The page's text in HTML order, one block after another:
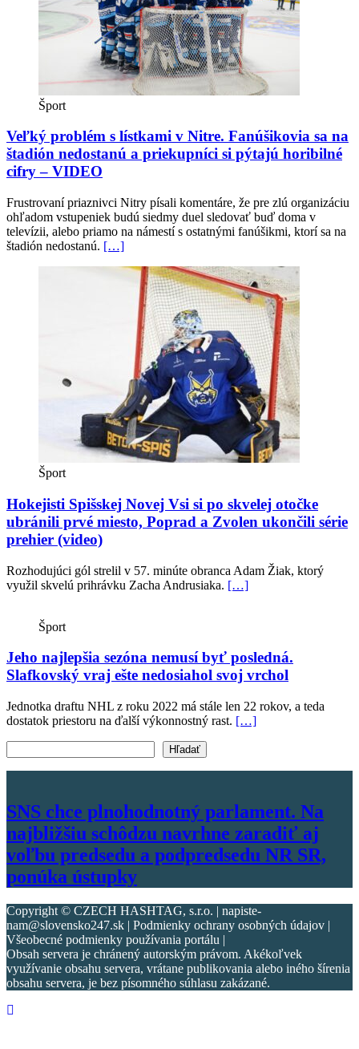
Šport
Veľký problém s lístkami v Nitre. Fanúšikovia sa na
štadión nedostanú a priekupníci si pýtajú horibilné
cifry – VIDEO
Frustrovaní priaznivci Nitry písali komentáre, že pre zlú organizáciu
ohľadom vstupeniek budú siedmy duel sledovať buď doma v
televízii, alebo priamo na námestí s ostatnými fanúšikmi, ktorí sa na
štadión nedostanú. […]
Šport
Hokejisti Spišskej Novej Vsi si po skvelej otočke
ubránili prvé miesto, Poprad a Zvolen ukončili série
prehier (video)
Rozhodujúci gól strelil v 57. minúte obranca Adam Žiak, ktorý
využil skvelú prihrávku Zacha Andrusiaka. […]
Šport
Jeho najlepšia sezóna nemusí byť posledná.
Slafkovský vraj ešte nedosiahol svoj vrchol
Jednotka draftu NHL z roku 2022 má stále len 22 rokov, a teda
dostatok priestoru na ďalší výkonnostný rast. […]
Hľadať
SNS chce plnohodnotný parlament. Na
najbližšiu schôdzu navrhne zaradiť aj
voľbu predsedu a podpredsedu NR SR,
ponúka ústupky
Copyright © CZECH HASHTAG, s.r.o. | napiste-
nam@slovensko247.sk | Podmienky ochrany osobných údajov |
Všeobecné podmienky používania portálu |
Obsah servera je chránený autorským právom. Akékoľvek
využívanie obsahu servera, vrátane publikovania alebo iného šírenia
obsahu servera, je bez písomného súhlasu zakázané.